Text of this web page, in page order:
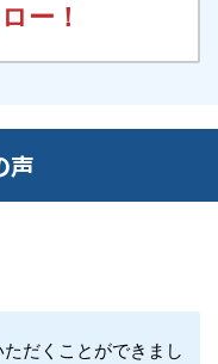
ー！
声
だくことができまし